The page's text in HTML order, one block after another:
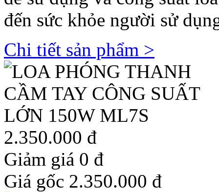
đến sức khỏe người sử
Chi tiết sản phẩm >
2.350.000 đ
Giảm giá 0 đ
Giá gốc 2.350.000 đ